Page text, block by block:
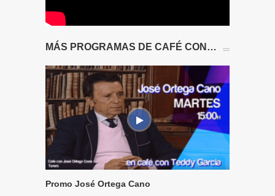
MÁS PROGRAMAS DE CAFÉ CON…
Promo José Ortega Cano